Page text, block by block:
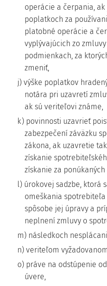
operácie a čerpania,
poplatkoch za
platobné operácie a
vyplývajúcich zo
podmienkach, za
zmeniť,
j) výške poplatkov
notára pri uzavretí
ak sú veriteľovi známe,
k) povinnosti uzavrieť
zabezpečení záväzku
zákona, ak uzavretie
získanie
získanie za
l) úrokovej sadzbe, ktorá
omeškania
spôsobe jej úpravy a
neplnení zmluvy o
m) následkoch
n) veriteľom
o) práve na odstúpenie
úvere,